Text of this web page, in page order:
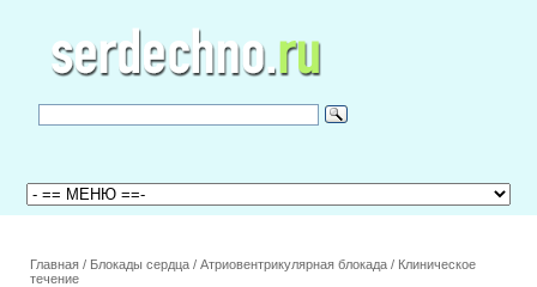
Главная / Блокады сердца / Атриовентрикулярная блокада / Клиническое
течение